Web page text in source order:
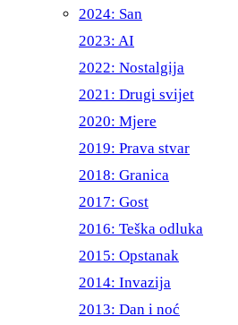
2024: San
2023: AI
2022: Nostalgija
2021: Drugi svijet
2020: Mjere
2019: Prava stvar
2018: Granica
2017: Gost
2016: Teška odluka
2015: Opstanak
2014: Invazija
2013: Dan i noć